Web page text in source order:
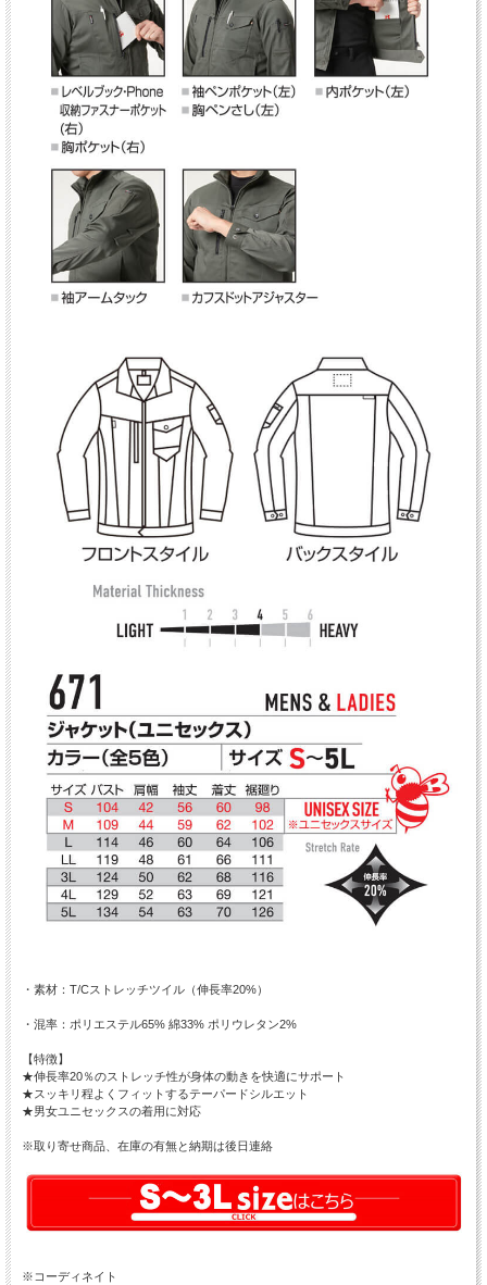
・素材：T/Cストレッチツイル（伸長率20%）
・混率：ポリエステル65% 綿33% ポリウレタン2%
【特徴】
★伸長率20％のストレッチ性が身体の動きを快適にサポート
★スッキリ程よくフィットするテーパードシルエット
★男女ユニセックスの着用に対応
※取り寄せ商品、在庫の有無と納期は後日連絡
※コーディネイト